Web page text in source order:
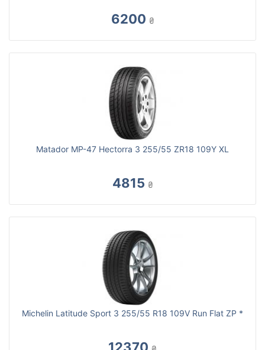
6200 ₴
Matador MP-47 Hectorra 3 255/55 ZR18 109Y XL
4815 ₴
Michelin Latitude Sport 3 255/55 R18 109V Run Flat ZP *